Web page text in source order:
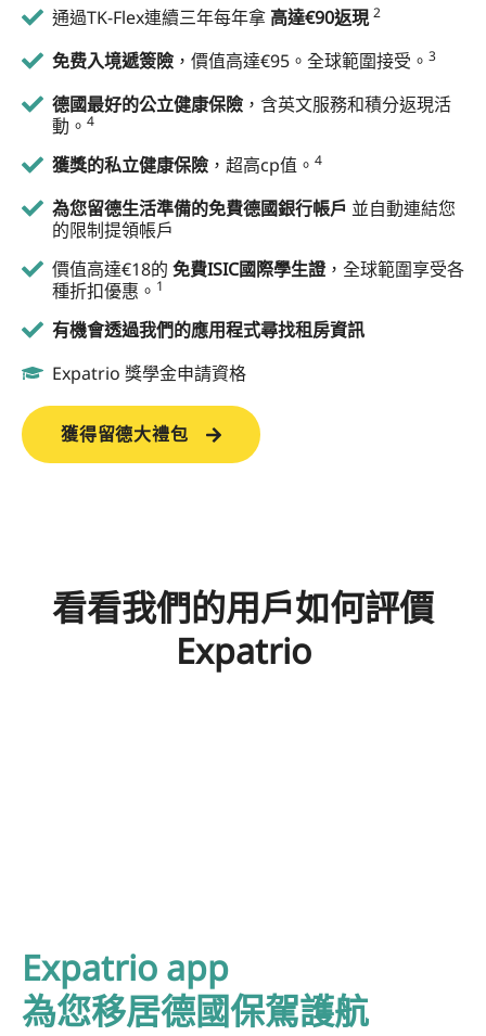
通過TK-Flex連續三年每年拿 高達€90返現2
免费入境遞簽險 ，價值高達€95。全球範圍接受。 3
德國最好的公立健康保險 ，含英文服務和積分返現活
動。 4
獲獎的私立健康保險 ，超高cp值。 4
為您留德生活準備的免費德國銀行帳戶 並自動連結您
的限制提領帳戶
價值高達€18的 免費ISIC國際學生證 ，全球範圍享受各
種折扣優惠。 1
有機會透過我們的應用程式尋找租房資訊
Expatrio 獎學金申請資格
獲得留德大禮包
看看我們的用戶如何評價
Expatrio
Expatrio app
為您移居德國保駕護航